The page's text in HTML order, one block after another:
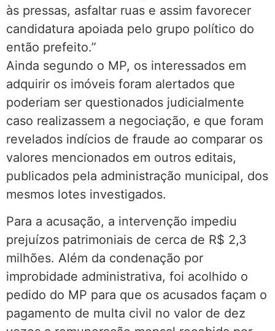
às pressas, asfaltar ruas e assim favorecer
candidatura apoiada pelo grupo político do
então prefeito.”
Ainda segundo o MP, os interessados em
adquirir os imóveis foram alertados que
poderiam ser questionados judicialmente
caso realizassem a negociação, e que foram
revelados indícios de fraude ao comparar os
valores mencionados em outros editais,
publicados pela administração municipal, dos
mesmos lotes investigados.
Para a acusação, a intervenção impediu
prejuízos patrimoniais de cerca de R$ 2,3
milhões. Além da condenação por
improbidade administrativa, foi acolhido o
pedido do MP para que os acusados façam o
pagamento de multa civil no valor de dez